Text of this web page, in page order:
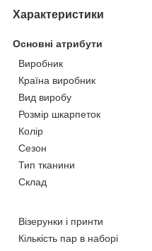
Характеристики
Основні атрибути
Виробник
Країна виробник
Вид виробу
Розмір шкарпеток
Колір
Сезон
Тип тканини
Склад
Візерунки і принти
Кількість пар в наборі